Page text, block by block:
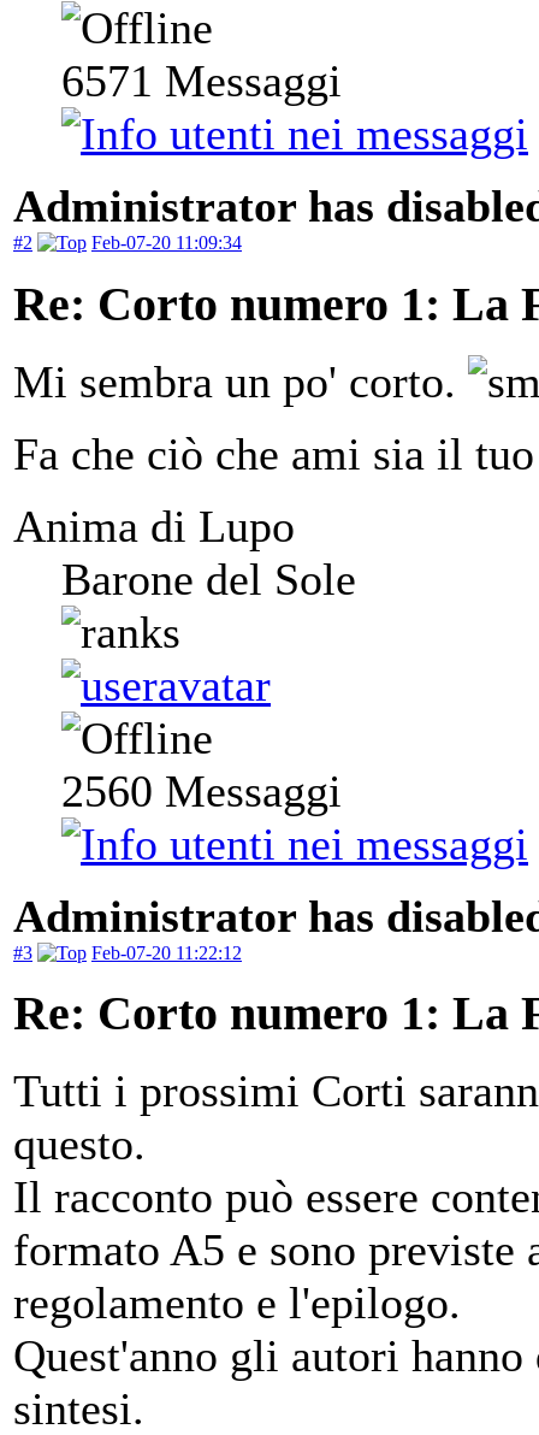
6571 Messaggi
Administrator has
#2 Feb-07-20 11:09:34
Re: Corto numero 1: La
Mi sembra un po' corto.
Fa che ciò che ami sia il
Anima di Lupo
Barone del Sole
2560 Messaggi
Administrator has
#3 Feb-07-20 11:22:12
Re: Corto numero 1: La
Tutti i prossimi Corti
questo.
Il racconto può essere
formato A5 e sono previste
regolamento e l'epilogo.
Quest'anno gli autori
sintesi.